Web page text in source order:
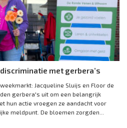
met gerbera’s
Jacqueline Sluijs en Floor de
gerbera's uit om een belangrijk
hun actie vroegen ze aandacht voor
meldpunt. De bloemen zorgden...